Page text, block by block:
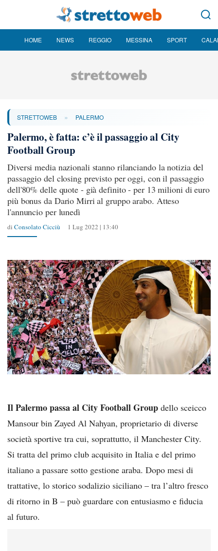
HOME NEWS REGGIO MESSINA SPORT
STRETTOWEB » PALERMO
Palermo, è fatta: c’è il passaggio al City
Football Group
Diversi media nazionali stanno rilanciando la notizia del
passaggio del closing previsto per oggi, con il passaggio
dell'80% delle quote - già definito - per 13 milioni di euro
più bonus da Dario Mirri al gruppo arabo. Atteso
l'annuncio per lunedì
di Consolato Cicciù 1 Lug 2022 | 13:40
Il Palermo passa al City Football Group dello sceicco
Mansour bin Zayed Al Nahyan, proprietario di diverse
società sportive tra cui, soprattutto, il Manchester City.
Si tratta del primo club acquisito in Italia e del primo
italiano a passare sotto gestione araba. Dopo mesi di
trattative, lo storico sodalizio siciliano – tra l’altro fresco
di ritorno in B – può guardare con entusiasmo e fiducia
al futuro.